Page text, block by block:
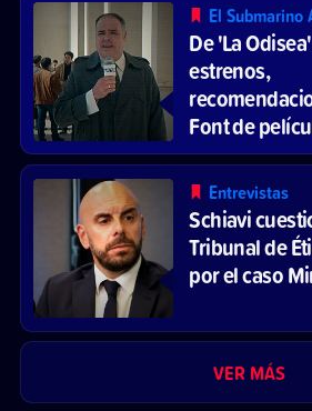
El Submarino
De 'La
estrenos,
Font de
Entrevistas
Schiavi
Tribunal de
por el caso
VER MÁS